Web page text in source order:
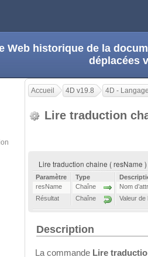
Web historique de la
déplacées
Accueil 4D v19.8 4D -
Lire traduction
Lire traduction chaine ( resName
Paramètre Type
resName
Chaîne
Nom
Résultat
Chaîne Valeur
Description
La commande Lire